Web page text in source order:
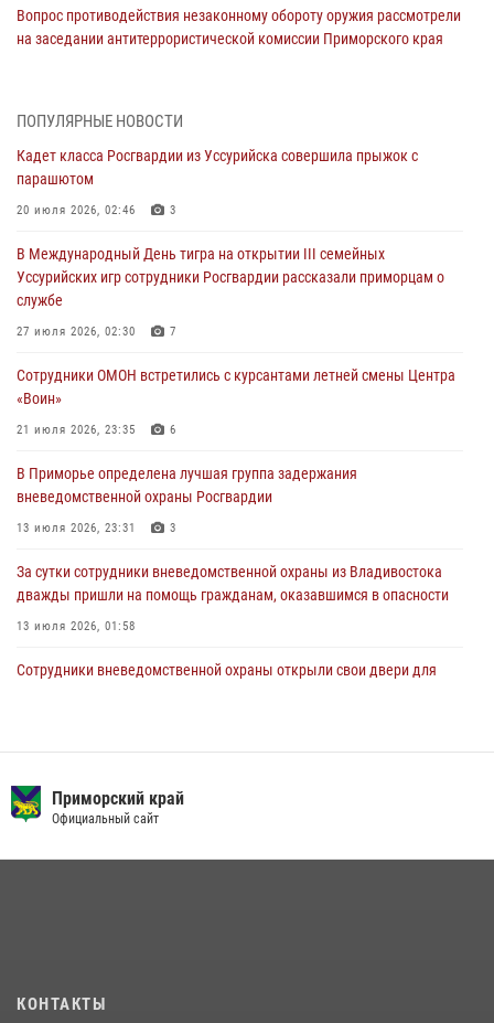
Вопрос противодействия незаконному обороту оружия рассмотрели
на заседании антитеррористической комиссии Приморского края
Во Владивостоке во дворе жилого дома сотрудники
В День Крещения Руси в Князь-Владимирском храме – Главном
ходом
28 июля 2026, 10:29
Росгвардейцы в Приморье приняли участие в молебне,
28 июля 2026, 05:39
В Международный День тигра на открытии III семейных
службе
ПОПУЛЯРНЫЕ НОВОСТИ
Кадет класса Росгвардии из Уссурийска совершила прыжок с
парашютом
20 июля 2026, 02:46 3
В Международный День тигра на открытии III семейных
Уссурийских игр сотрудники Росгвардии рассказали приморцам о
службе
27 июля 2026, 02:30 7
Сотрудники ОМОН встретились с курсантами летней смены Центра
«Воин»
21 июля 2026, 23:35 6
В Приморье определена лучшая группа задержания
вневедомственной охраны Росгвардии
13 июля 2026, 23:31 3
За сутки сотрудники вневедомственной охраны из Владивостока
дважды пришли на помощь гражданам, оказавшимся в опасности
13 июля 2026, 01:58
Сотрудники вневедомственной охраны открыли свои двери для
среди водолазов Восточного округа Росгвардии
10 июля 2026, 06:31
Приморский край
Официальный сайт
КОНТАКТЫ